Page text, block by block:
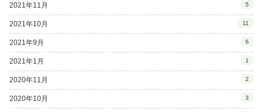
2021年11月 5
2021年10月 11
2021年9月 6
2021年1月 1
2020年11月 2
2020年10月 3